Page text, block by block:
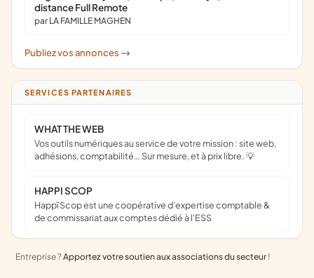
distance Full Remote
par LA FAMILLE MAGHEN
Publiez vos annonces ->
SERVICES PARTENAIRES
WHAT THE WEB
Vos outils numériques au service de votre mission : site web,
adhésions, comptabilité… Sur mesure, et à prix libre. 💡
HAPPI SCOP
Happï Scop est une coopérative d’expertise comptable &
de commissariat aux comptes dédié à l'ESS
Entreprise ?Apportez votre soutien aux associations du secteur !